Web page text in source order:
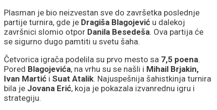
Plasman je bio neizvestan sve do završetka poslednje
partije turnira, gde je Dragiša Blagojević u dalekoj
završnici slomio otpor Danila Besedeša. Ova partija će
se sigurno dugo pamtiti u svetu šaha.
Četvorica igrača podelila su prvo mesto sa 7,5 poena.
Pored Blagojevića, na vrhu su se našli i Mihail Brjakin,
Ivan Martić i Suat Atalik. Najuspešnija šahistkinja turnira
bila je Jovana Erić, koja je pokazala izvanrednu igru i
strategiju.